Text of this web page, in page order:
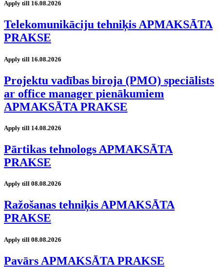
Apply till 16.08.2026
Telekomunikāciju tehniķis APMAKSĀTA
PRAKSE
Apply till 16.08.2026
Projektu vadības biroja (PMO) speciālists
ar office manager pienākumiem
APMAKSĀTA PRAKSE
Apply till 14.08.2026
Pārtikas tehnologs APMAKSĀTA
PRAKSE
Apply till 08.08.2026
Ražošanas tehniķis APMAKSĀTA
PRAKSE
Apply till 08.08.2026
Pavārs APMAKSĀTA PRAKSE